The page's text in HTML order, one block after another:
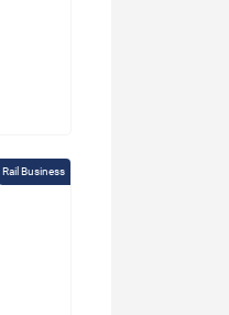
Rail Business